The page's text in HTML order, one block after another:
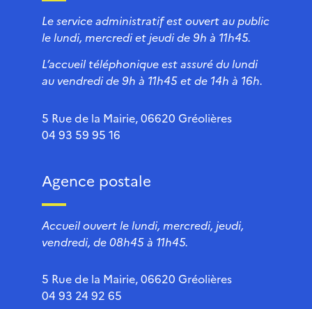
Le service administratif est ouvert au public
le lundi, mercredi et jeudi de 9h à 11h45.
L’accueil téléphonique est assuré du lundi
au vendredi de 9h à 11h45 et de 14h à 16h.
5 Rue de la Mairie, 06620 Gréolières
04 93 59 95 16
Agence postale
Accueil ouvert le lundi, mercredi, jeudi,
vendredi, de 08h45 à 11h45.
5 Rue de la Mairie, 06620 Gréolières
04 93 24 92 65